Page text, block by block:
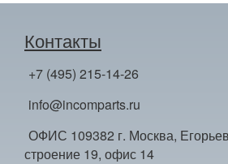
Контакты
+7 (495) 215-14-26
info@incomparts.ru
ОФИС 109382 г. Москва,
строение 19, офис 14